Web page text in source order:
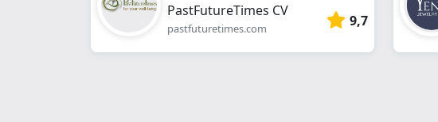
PastFutureTimes CV
pastfuturetimes.com 9,7